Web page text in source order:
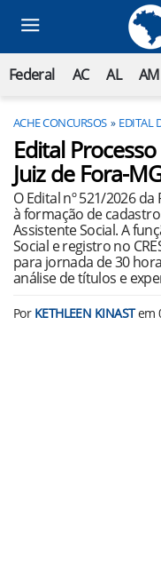
Federal AC AL AM
ACHE CONCURSOS EDITAL
Edital
Juiz de Fora-
O Edital nº 521/2026
à formação de
Assistente Social. A
Social e registro no
para jornada de 30
análise de títulos e
Por KETHLEEN KINASTem